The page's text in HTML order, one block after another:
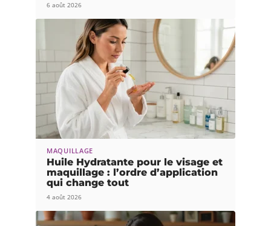
6 août 2026
MAQUILLAGE
Huile Hydratante pour le visage et
maquillage : l’ordre d’application
qui change tout
4 août 2026